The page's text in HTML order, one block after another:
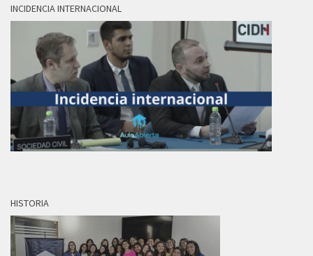
INCIDENCIA INTERNACIONAL
HISTORIA